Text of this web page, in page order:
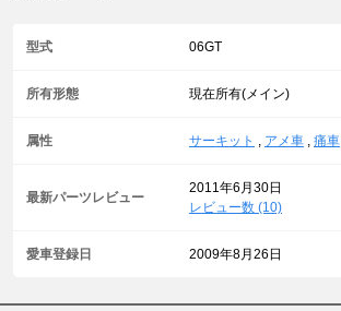
型式 06GT
所有形態 現在所有(メイン)
属性 サーキット , アメ車 , 痛車
最新パーツレビュー
2011年6月30日
レビュー数 (10)
愛車登録日 2009年8月26日